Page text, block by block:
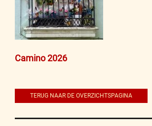
Bericht
Camino 2026
TERUG NAAR DE OVERZICHTSPAGINA